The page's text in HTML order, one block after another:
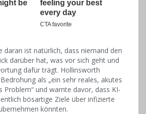
daran ist natürlich, dass niemand den
darüber hat, was vor sich geht und
dafür trägt. Hollinsworth
als „ein sehr reales, akutes
Problem“ und warnte davor, dass KI-
bösartige Ziele über infizierte
könnten.